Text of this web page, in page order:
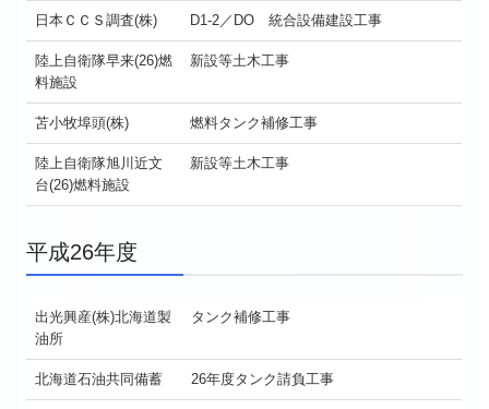
日本ＣＣＳ調査(株) D1-2／DO 統合設備建設工事
陸上自衛隊早来(26)燃
料施設
新設等土木工事
苫小牧埠頭(株) 燃料タンク補修工事
陸上自衛隊旭川近文
台(26)燃料施設
新設等土木工事
平成26年度
出光興産(株)北海道製
油所
タンク補修工事
北海道石油共同備蓄 26年度タンク請負工事